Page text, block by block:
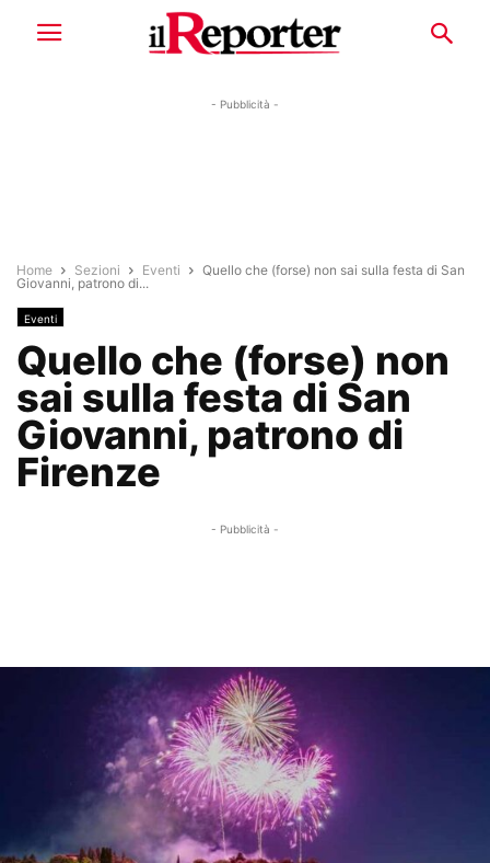
- Pubblicità -
Home Sezioni Eventi
Quello che (forse) non sai sulla festa di San
Giovanni, patrono di...
Eventi
Quello che (forse) non
sai sulla festa di San
Giovanni, patrono di
Firenze
- Pubblicità -